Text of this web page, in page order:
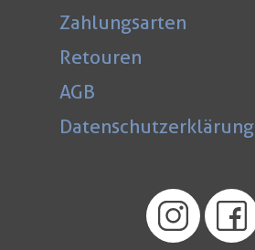
Zahlungsarten
Retouren
AGB
Datenschutzerklärung